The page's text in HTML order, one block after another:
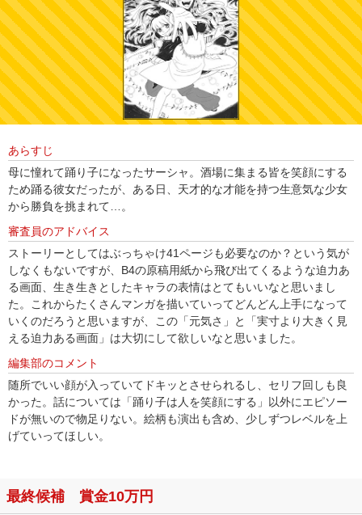
あらすじ
母に憧れて踊り子になったサーシャ。酒場に集まる皆を笑顔にする
ため踊る彼女だったが、ある日、天才的な才能を持つ生意気な少女
から勝負を挑まれて…。
審査員のアドバイス
ストーリーとしてはぶっちゃけ41ページも必要なのか？という気が
しなくもないですが、B4の原稿用紙から飛び出てくるような迫力あ
る画面、生き生きとしたキャラの表情はとてもいいなと思いまし
た。これからたくさんマンガを描いていってどんどん上手になって
いくのだろうと思いますが、この「元気さ」と「実寸より大きく見
える迫力ある画面」は大切にして欲しいなと思いました。
編集部のコメント
随所でいい顔が入っていてドキッとさせられるし、セリフ回しも良
かった。話については「踊り子は人を笑顔にする」以外にエピソー
ドが無いので物足りない。絵柄も演出も含め、少しずつレベルを上
げていってほしい。
最終候補 賞金10万円